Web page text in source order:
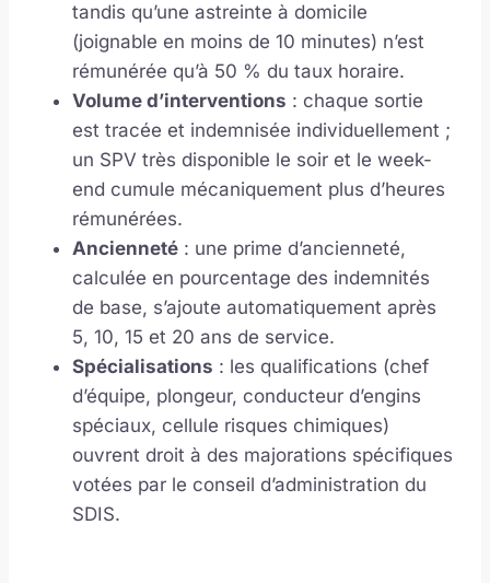
tandis qu’une astreinte à domicile
(joignable en moins de 10 minutes) n’est
rémunérée qu’à 50 % du taux horaire.
Volume d’interventions : chaque sortie
est tracée et indemnisée individuellement ;
un SPV très disponible le soir et le week-
end cumule mécaniquement plus d’heures
rémunérées.
Ancienneté : une prime d’ancienneté,
calculée en pourcentage des indemnités
de base, s’ajoute automatiquement après
5, 10, 15 et 20 ans de service.
Spécialisations : les qualifications (chef
d’équipe, plongeur, conducteur d’engins
spéciaux, cellule risques chimiques)
ouvrent droit à des majorations spécifiques
votées par le conseil d’administration du
SDIS.